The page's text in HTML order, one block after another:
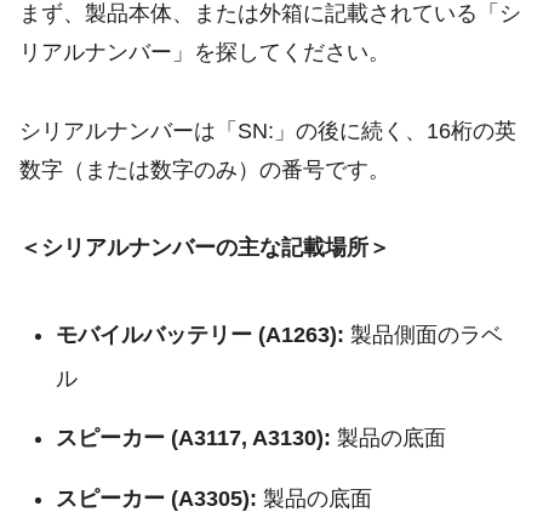
まず、製品本体、または外箱に記載されている「シ
リアルナンバー」を探してください。
シリアルナンバーは「SN:」の後に続く、16桁の英
数字（または数字のみ）の番号です。
＜シリアルナンバーの主な記載場所＞
モバイルバッテリー (A1263): 製品側面のラベ
ル
スピーカー (A3117, A3130): 製品の底面
スピーカー (A3305): 製品の底面